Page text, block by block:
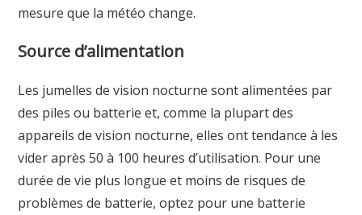
mesure que la météo change.
Source d’alimentation
Les jumelles de vision nocturne sont alimentées par
des piles ou batterie et, comme la plupart des
appareils de vision nocturne, elles ont tendance à les
vider après 50 à 100 heures d’utilisation. Pour une
durée de vie plus longue et moins de risques de
problèmes de batterie, optez pour une batterie